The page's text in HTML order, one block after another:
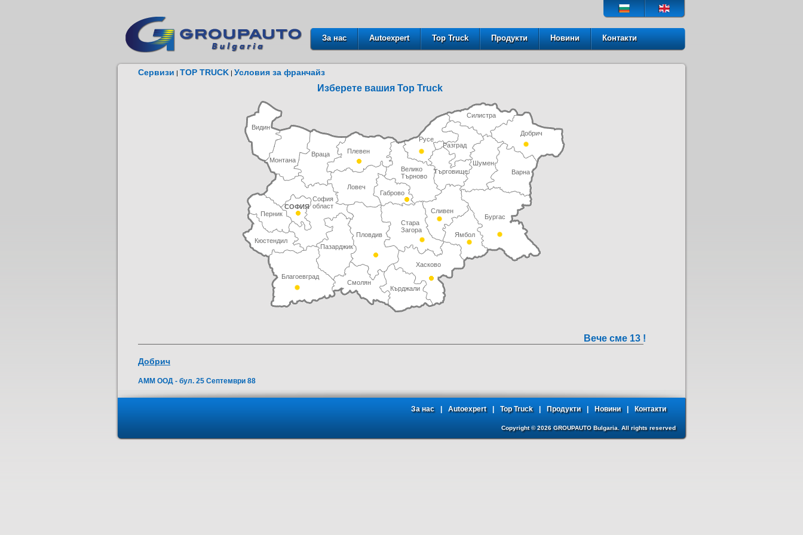
За нас Autoexpert Top Truck Продукти Новини Контакти
Сервизи | TOP TRUCK | Условия за франчайз
Изберете вашия Top Truck
СОФИЯ
Пловдив
Бургас
Благоевград
Стара
Загора
Велико
Търново
Русе
Варна
Враца
Ловеч
Видин
Габрово
Търговище
Разград
Шумен
София
област
Перник
Кюстендил
Пазарджик
Силистра
Монтана
Сливен
Добрич
Плевен
Смолян
Кърджали
Хасково
Ямбол
Вече сме 13 !
Добрич
АММ ООД - бул. 25 Септември 88
За нас Autoexpert Top Truck Продукти Новини Контакти
Copyright © 2026 GROUPAUTO Bulgaria. All rights reserved